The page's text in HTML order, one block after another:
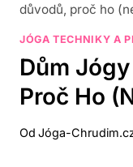
důvodů, proč ho
JÓGA TECHNIKY A
Dům
Proč Ho
Od Jóga-